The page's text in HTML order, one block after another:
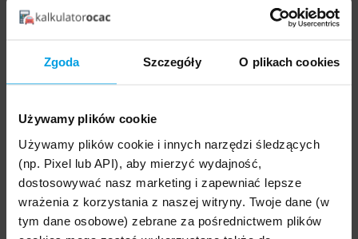
Zgoda Szczegóły O plikach cookies
Używamy plików cookie
Używamy plików cookie i innych narzędzi śledzących
(np. Pixel lub API), aby mierzyć wydajność,
dostosowywać nasz marketing i zapewniać lepsze
wrażenia z korzystania z naszej witryny. Twoje dane (w
tym dane osobowe) zebrane za pośrednictwem plików
Przegląd samochodu 2026 – zakres, terminy, kary
przygotować auto? Lista
Ile kosztuje przegląd samochodu? Aktualne ceny
w ciągu 14 dni powinien usunąć usterkę,
po usunięciu usterki powinien wrócić na stację kontroli
pojazdów, aby diagnosta mógł dokonać ponownego
sprawdzenia części (układu), w którym został